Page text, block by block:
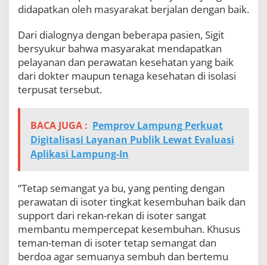
didapatkan oleh masyarakat berjalan dengan baik.
Dari dialognya dengan beberapa pasien, Sigit
bersyukur bahwa masyarakat mendapatkan
pelayanan dan perawatan kesehatan yang baik
dari dokter maupun tenaga kesehatan di isolasi
terpusat tersebut.
BACA JUGA : Pemprov Lampung Perkuat
Digitalisasi Layanan Publik Lewat Evaluasi
Aplikasi Lampung-In
“Tetap semangat ya bu, yang penting dengan
perawatan di isoter tingkat kesembuhan baik dan
support dari rekan-rekan di isoter sangat
membantu mempercepat kesembuhan. Khusus
teman-teman di isoter tetap semangat dan
berdoa agar semuanya sembuh dan bertemu